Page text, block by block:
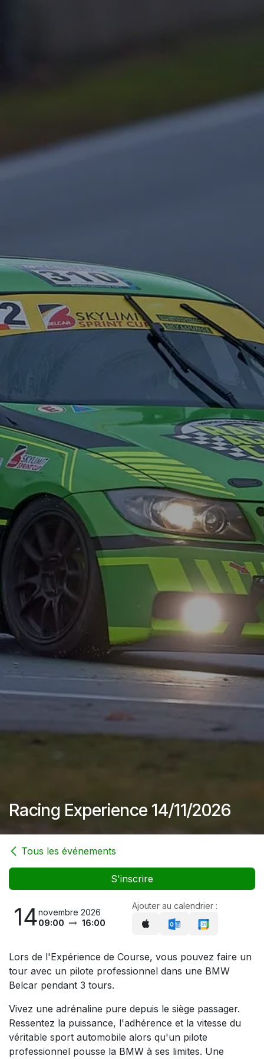
Racing Experience 14/11/2026
Tous les événements
S'inscrire
14novembre 2026
09:00
16:00
Ajouter au calendrier :
Lors de l'Expérience de Course, vous pouvez faire un
tour avec un pilote professionnel dans une BMW
Belcar pendant 3 tours.
Vivez une adrénaline pure depuis le siège passager.
Ressentez la puissance, l'adhérence et la vitesse du
véritable sport automobile alors qu'un pilote
professionnel pousse la BMW à ses limites. Une